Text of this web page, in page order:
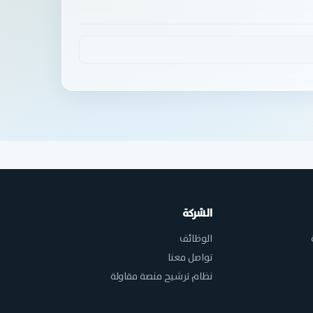
الشركة
الوظائف
تواصل معنا
نظام ترشيح منصة مقاولة